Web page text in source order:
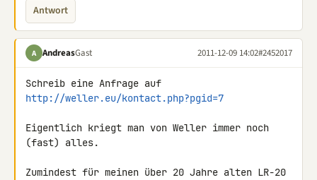
Antwort
A AndreasGast 2011-12-09 14:02#2452017
http://weller.eu/kontact.php?pgid=7
Eigentlich kriegt man von Weller immer noch
(fast) alles.
Zumindest für meinen über 20 Jahre alten LR-20